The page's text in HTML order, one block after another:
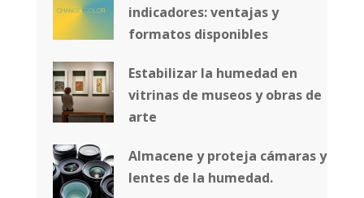
indicadores: ventajas y
formatos disponibles
Estabilizar la humedad en
vitrinas de museos y obras de
arte
Almacene y proteja cámaras y
lentes de la humedad.